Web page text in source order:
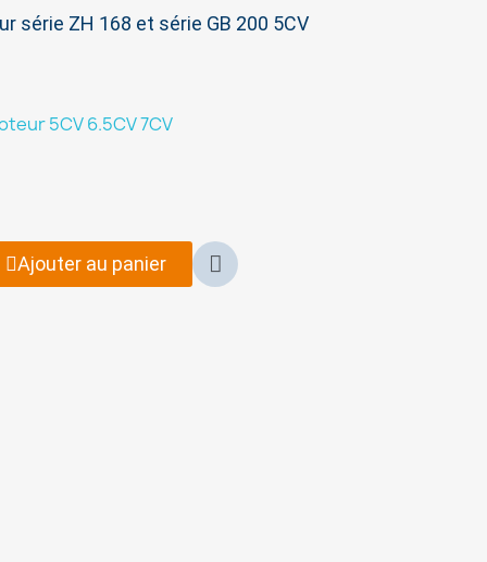
série ZH 168 et série GB 200 5CV
5CV 6.5CV 7CV
Ajouter au panier